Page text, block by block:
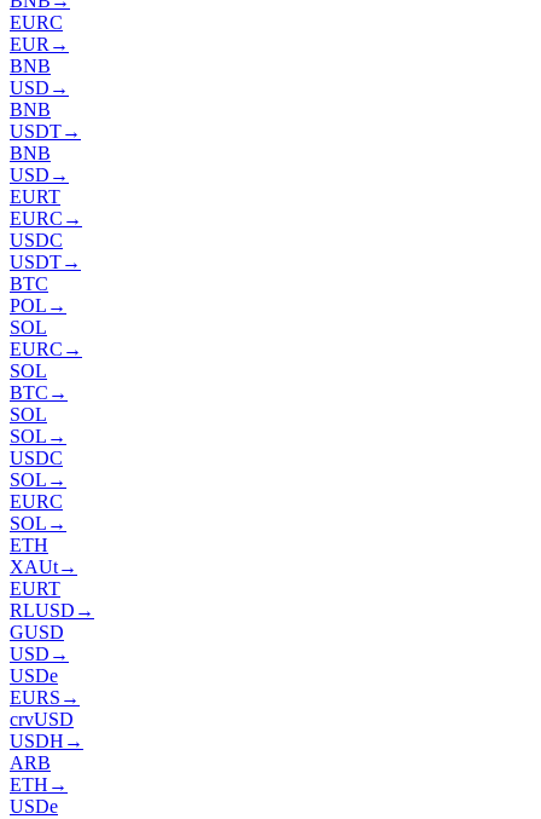
EURC
EUR →
BNB
USD →
BNB
USDT→
BNB
USD →
EURT
EURC →
USDC
USDT→
BTC
POL →
SOL
EURC →
SOL
BTC →
SOL
SOL →
USDC
SOL →
EURC
SOL →
ETH
XAUt→
EURT
RLUSD →
GUSD
USD →
USDe
EURS →
crvUSD
USDH →
ARB
ETH →
USDe